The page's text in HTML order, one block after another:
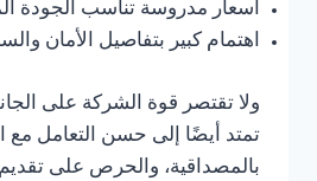
أسعار مدروسة تناسب الجودة
اهتمام كبير بتفاصيل الأمان
ولا تقتصر قوة الشركة على
تمتد أيضًا إلى حسن التعامل مع
بالمصداقية، والحرص على